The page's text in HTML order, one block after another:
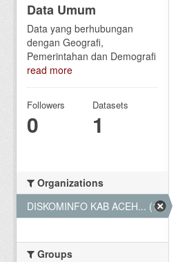
Data Umum
Data yang berhubungan
dengan Geografi,
Pemerintahan dan Demografi
read more
Followers
0
Datasets
1
Organizations
DISKOMINFO KAB ACEH... (1)
Groups